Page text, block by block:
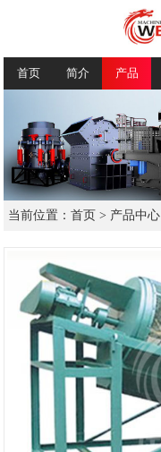
首页 简介 产品
当前位置： 首页 > 产品中心